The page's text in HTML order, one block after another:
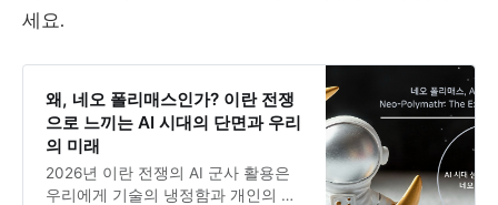
세요.
왜, 네오 폴리매스인가? 이란 전쟁
으로 느끼는 AI 시대의 단면과 우리
의 미래
2026년 이란 전쟁의 AI 군사 활용은
우리에게 기술의 냉정함과 개인의 무